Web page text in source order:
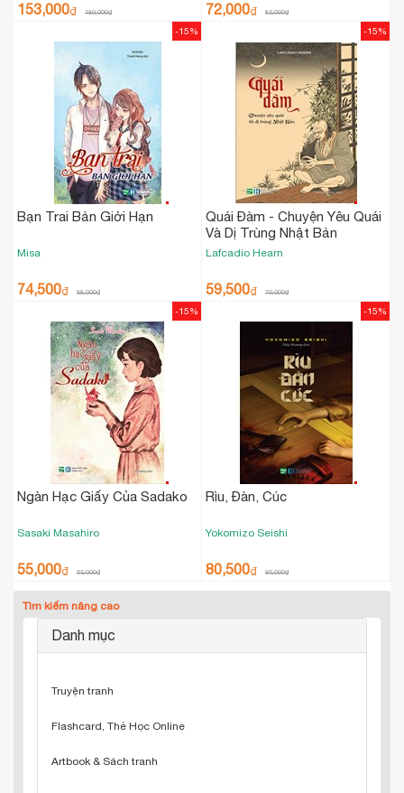
153,000₫ 180,000₫ 72,000₫ 85,000₫
Bạn Trai Bản Giới Hạn
Misa
74,500₫ 88,000₫
-15%
Quái Đàm - Chuyện Yêu Quái
Và Dị Trùng Nhật Bản
Lafcadio Hearn
59,500₫ 70,000₫
-15%
Ngàn Hạc Giấy Của Sadako
Sasaki Masahiro
55,000₫ 65,000₫
-15%
Rìu, Đàn, Cúc
Yokomizo Seishi
80,500₫ 95,000₫
-15%
Tìm kiếm nâng cao
Danh mục
Truyện tranh
Flashcard, Thẻ Học Online
Artbook & Sách tranh